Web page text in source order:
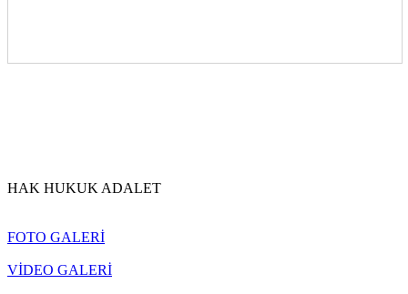
HAK HUKUK ADALET
FOTO GALERİ
VİDEO GALERİ